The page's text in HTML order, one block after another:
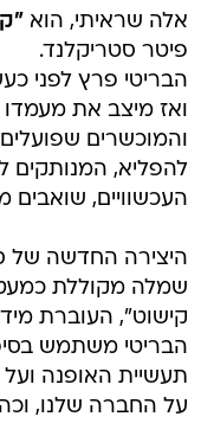
אלה שראיתי, הוא
פיטר סטריקלנד.
הבריטי פרץ לפני
ואז מיצב את מעמדו
והמוכשרים שפועלים
להפליא, המנותקים
העכשוויים, שואבים
היצירה החדשה של
שמלה מקוללת
קישוט", העוברת
הבריטי משתמש
תעשיית האופנה
על החברה שלנו,